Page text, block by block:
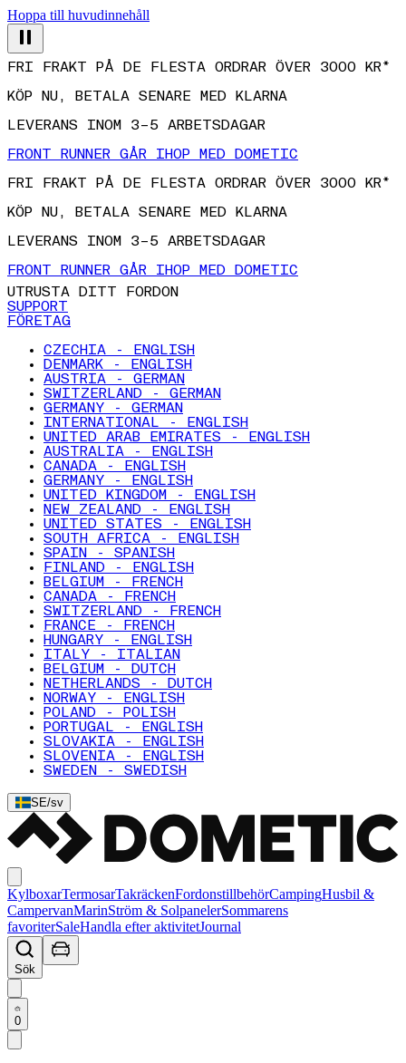
Hoppa till huvudinnehåll
FRI FRAKT PÅ DE FLESTA ORDRAR ÖVER 3000 KR*
KÖP NU, BETALA SENARE MED KLARNA
LEVERANS INOM 3–5 ARBETSDAGAR
FRONT RUNNER GÅR IHOP MED DOMETIC
FRI FRAKT PÅ DE FLESTA ORDRAR ÖVER 3000 KR*
KÖP NU, BETALA SENARE MED KLARNA
LEVERANS INOM 3–5 ARBETSDAGAR
FRONT RUNNER GÅR IHOP MED DOMETIC
UTRUSTA DITT FORDON
SUPPORT
FÖRETAG
CZECHIA - ENGLISH
DENMARK - ENGLISH
AUSTRIA - GERMAN
SWITZERLAND - GERMAN
GERMANY - GERMAN
INTERNATIONAL - ENGLISH
UNITED ARAB EMIRATES - ENGLISH
AUSTRALIA - ENGLISH
CANADA - ENGLISH
GERMANY - ENGLISH
UNITED KINGDOM - ENGLISH
NEW ZEALAND - ENGLISH
UNITED STATES - ENGLISH
SOUTH AFRICA - ENGLISH
SPAIN - SPANISH
FINLAND - ENGLISH
BELGIUM - FRENCH
CANADA - FRENCH
SWITZERLAND - FRENCH
FRANCE - FRENCH
HUNGARY - ENGLISH
ITALY - ITALIAN
BELGIUM - DUTCH
NETHERLANDS - DUTCH
NORWAY - ENGLISH
POLAND - POLISH
PORTUGAL - ENGLISH
SLOVAKIA - ENGLISH
SLOVENIA - ENGLISH
SWEDEN - SWEDISH
SE/sv
KylboxarTermosarTakräckenFordonstillbehörCampingHusbil &
CampervanMarinStröm & SolpanelerSommarens
favoriterSaleHandla efter aktivitetJournal
Sök
0